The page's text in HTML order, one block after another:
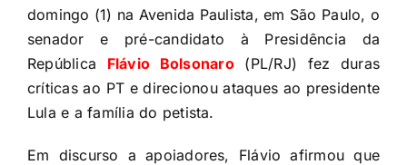
domingo (1) na Avenida Paulista, em São Paulo, o
senador e pré-candidato à Presidência da
República Flávio Bolsonaro(PL/RJ) fez duras
críticas ao PT e direcionou ataques ao presidente
Lula e a família do petista.
Em discurso a apoiadores, Flávio afirmou que